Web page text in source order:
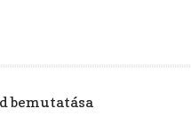
bemutatása